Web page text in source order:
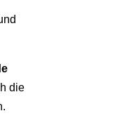
die